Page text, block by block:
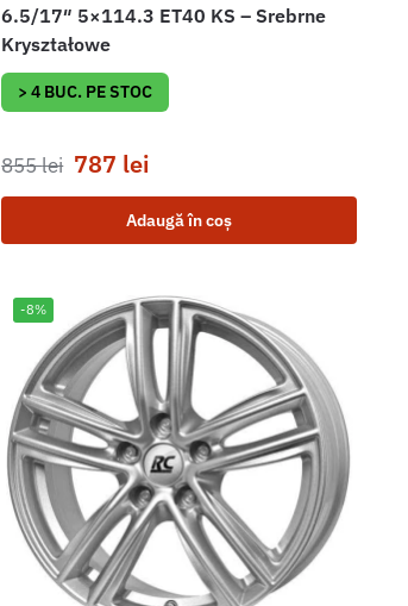
6.5/17″ 5×114.3 ET40 KS – Srebrne
Kryształowe
> 4 BUC. PE STOC
855lei 787 lei
Adaugă în coș
-8%